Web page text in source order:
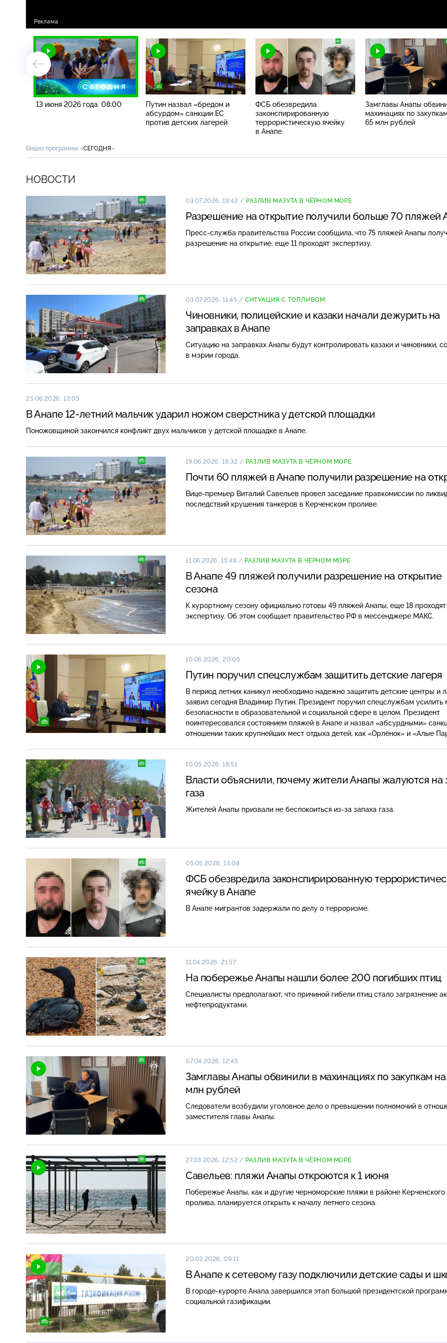
13 июня 2026 года. 08:00
Путин назвал «бредом и
абсурдом» санкции ЕС
против детских лагерей
ФСБ обезвредила
законспирированную
террористическую ячейку
в Анапе
Замглавы Анапы
махинациях по
65 млн рублей
Видео программы «СЕГОДНЯ»
НОВОСТИ
03.07.2026, 19:42 / РАЗЛИВ МАЗУТА В ЧЁРНОМ МОРЕ
Разрешение на открытие получили больше 70 пляжей
Пресс-служба правительства России сообщила, что 75 пляжей Анапы
разрешение на открытие, еще 11 проходят экспертизу.
03.07.2026, 11:45 /СИТУАЦИЯ С ТОПЛИВОМ
Чиновники, полицейские и казаки начали дежурить на
заправках в Анапе
Ситуацию на заправках Анапы будут контролировать казаки и чиновники,
в мэрии города.
25.06.2026, 13:05
В Анапе 12-летний мальчик ударил ножом сверстника у детской площадки
Поножовщиной закончился конфликт двух мальчиков у детской площадке в Анапе.
19.06.2026, 16:32 / РАЗЛИВ МАЗУТА В ЧЁРНОМ МОРЕ
Почти 60 пляжей в Анапе получили разрешение на
Вице-премьер Виталий Савельев провел заседание правкомиссии по
последствий крушения танкеров в Керченском проливе.
11.06.2026, 15:48 / РАЗЛИВ МАЗУТА В ЧЁРНОМ МОРЕ
В Анапе 49 пляжей получили разрешение на открытие
сезона
К курортному сезону официально готовы 49 пляжей Анапы, еще 18 проходят
экспертизу. Об этом сообщает правительство РФ в мессенджере МАКС.
10.06.2026, 20:05
Путин поручил спецслужбам защитить детские лагеря
В период летних каникул необходимо надежно защитить детские центры и
заявил сегодня Владимир Путин. Президент поручил спецслужбам усилить
безопасности в образовательной и социальной сфере в целом. Президент
поинтересовался состоянием пляжей в Анапе и назвал «абсурдными»
отношении таких крупнейших мест отдыха детей, как «Орлёнок» и «Алые
10.05.2026, 18:51
Власти объяснили, почему жители Анапы жалуются на
газа
Жителей Анапы призвали не беспокоиться из-за запаха газа.
05.05.2026, 13:08
ФСБ обезвредила законспирированную
ячейку в Анапе
В Анапе мигрантов задержали по делу о терроризме.
11.04.2026, 21:57
На побережье Анапы нашли более 200 погибших птиц
Специалисты предполагают, что причиной гибели птиц стало загрязнение
нефтепродуктами.
07.04.2026, 12:45
Замглавы Анапы обвинили в махинациях по закупкам
млн рублей
Следователи возбудили уголовное дело о превышении полномочий в
заместителя главы Анапы.
27.03.2026, 12:52 / РАЗЛИВ МАЗУТА В ЧЁРНОМ МОРЕ
Савельев: пляжи Анапы откроются к 1 июня
Побережье Анапы, как и другие черноморские пляжи в районе Керченского
пролива, планируется открыть к началу летнего сезона.
20.03.2026, 09:11
В Анапе к сетевому газу подключили детские сады и
В городе-курорте Анапа завершился этап большой президентской
социальной газификации.